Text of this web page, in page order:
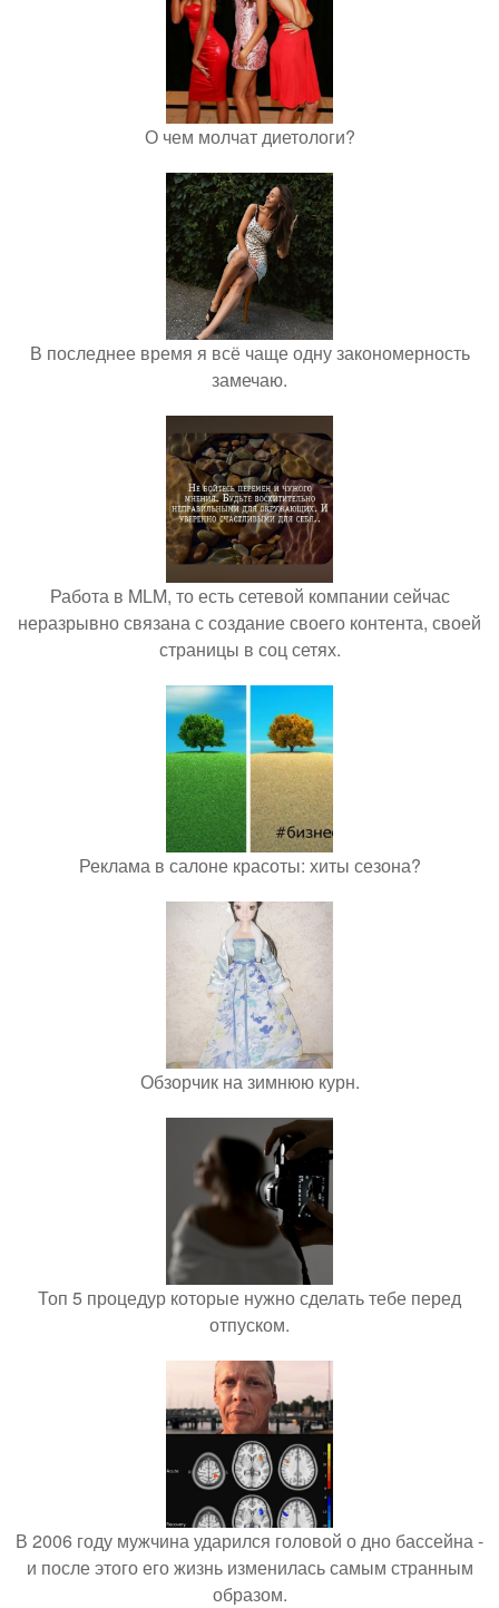
О чем молчат диетологи?
В последнее время я всё чаще одну закономерность
замечаю.
Работа в MLM, то есть сетевой компании сейчас
неразрывно связана с создание своего контента, своей
страницы в соц сетях.
Реклама в салоне красоты: хиты сезона?
Обзорчик на зимнюю курн.
Топ 5 процедур которые нужно сделать тебе перед
отпуском.
В 2006 году мужчина ударился головой о дно бассейна -
и после этого его жизнь изменилась самым странным
образом.